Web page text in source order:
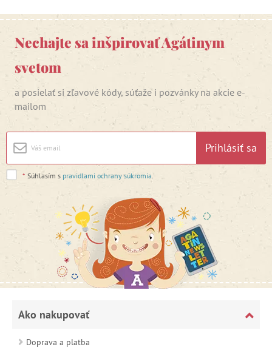
Nechajte sa inšpirovať Agátinym
svetom
a posielať si zľavové kódy, súťaže i pozvánky na akcie e-
mailom
Prihlásiť sa
* Súhlasím s pravidlami ochrany súkromia
Ako nakupovať
Doprava a platba